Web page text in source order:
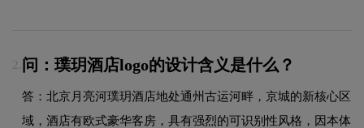
2. 问：璞玥酒店logo的设计含义是什么？
答：北京月亮河璞玥酒店地处通州古运河畔，京城的新核心区
域，酒店有欧式豪华客房，具有强烈的可识别性风格，因本体